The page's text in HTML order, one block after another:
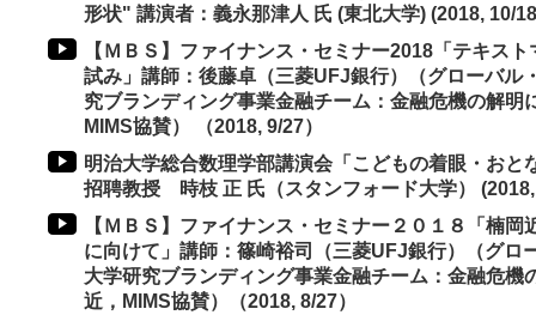
形状" 講演者：義永那津人 氏 (東北大学) (2018, 10/
【ＭＢＳ】ファイナンス・セミナー2018「テキス
試み」講師：後藤卓（三菱UFJ銀行）（グローバル
究ブランディング事業金融チーム：金融危機の解明
MIMS協賛） （2018, 9/27）
明治大学総合数理学部講演会「こどもの着眼・おと
招聘教授 時枝 正 氏（スタンフォード大学）
【ＭＢＳ】ファイナンス・セミナー２０１８「楠
に向けて」講師：篠崎裕司（三菱UFJ銀行）（グロ
大学研究ブランディング事業金融チーム：金融危機
近，MIMS協賛）（2018, 8/27）